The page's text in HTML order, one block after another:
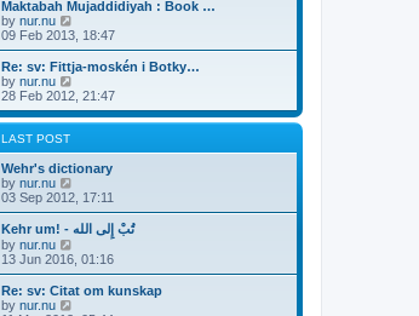
s
t
a
t
e
t
o
s
h
e
l
a
t
e
s
o
s
t
Maktabah Mujaddidiyah : Book …
by nur.nu
i
e
w
t
h
e
l
t
e
t
p
s
09 Feb 2013, 18:47
Re: sv: Fittja-moskén i Botky…
by nur.nu
i
e
w
h
e
a
t
e
t
p
s
28 Feb 2012, 21:47
LAST POST
Wehr's dictionary
by nur.nu
i
e
w
h
e
a
03 Sep 2012, 17:11
Kehr um! - تُبْ إِلى الله
by nur.nu
i
e
w
13 Jun 2016, 01:16
Re: sv: Citat om kunskap
by nur.nu